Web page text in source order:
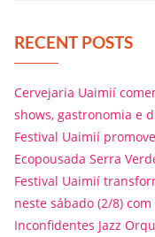
RECENT POSTS
Cervejaria Uaimií
shows, gastronomia e
Festival Uaimií
Ecopousada Serra
Festival Uaimií
neste sábado (2/8)
Inconfidentes Jazz